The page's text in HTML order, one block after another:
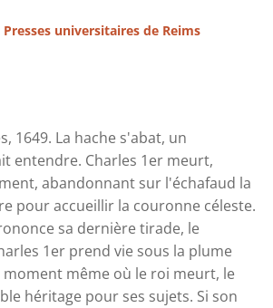
Presses universitaires de Reims
1649. La hache s'abat, un
entendre. Charles 1er meurt,
abandonnant sur l'échafaud la
pour accueillir la couronne céleste.
sa dernière tirade, le
1er prend vie sous la plume
moment même où le roi meurt, le
héritage pour ses sujets. Si son